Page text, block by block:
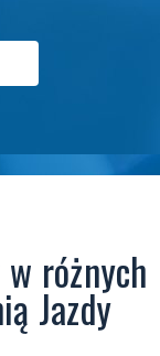
różnych
Jazdy